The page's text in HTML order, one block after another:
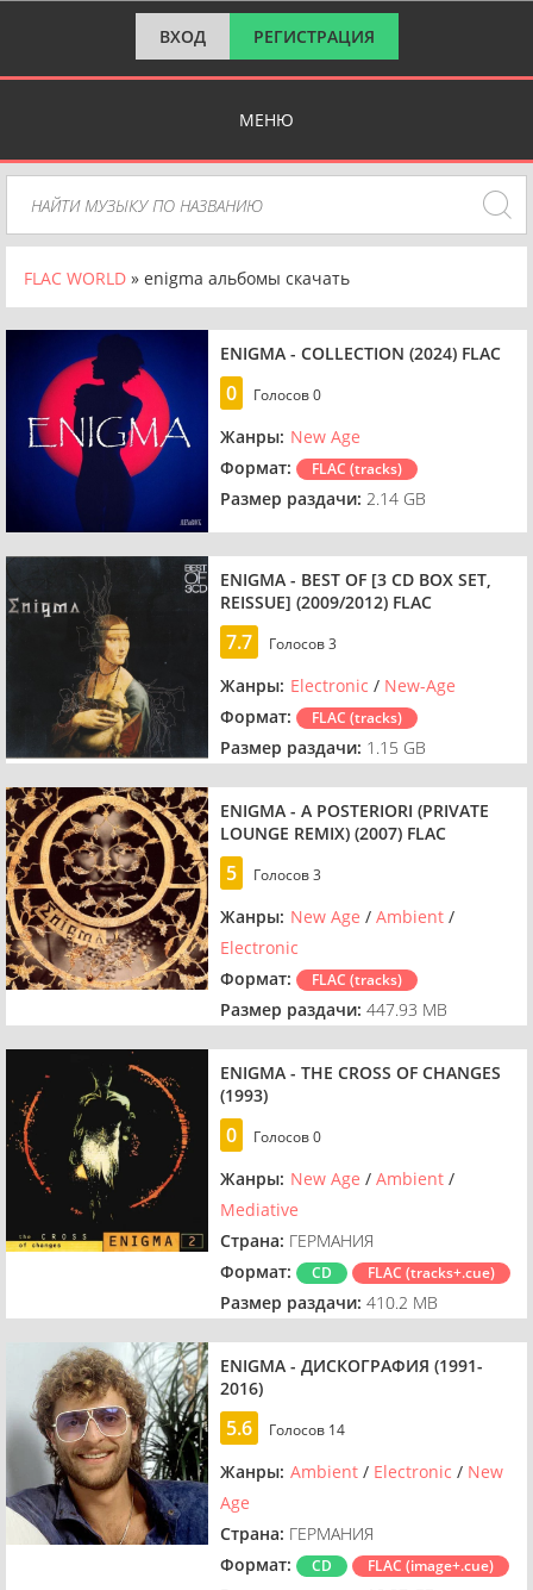
ВХОД РЕГИСТРАЦИЯ
МЕНЮ
FLAC WORLD » enigma альбомы скачать
ENIGMA - COLLECTION (2024) FLAC
0 Голосов0
Жанры: New Age
Формат:
FLAC (tracks)
Размер раздачи: 2.14 GB
ENIGMA - BEST OF [3 CD BOX SET,
REISSUE] (2009/2012) FLAC
7.7 Голосов3
Жанры: Electronic / New-Age
Формат:
FLAC (tracks)
Размер раздачи: 1.15 GB
ENIGMA - A POSTERIORI (PRIVATE
LOUNGE REMIX) (2007) FLAC
5 Голосов3
Жанры: New Age / Ambient /
Electronic
Формат:
FLAC (tracks)
Размер раздачи: 447.93 MB
ENIGMA - THE CROSS OF CHANGES
(1993)
0 Голосов0
Жанры: New Age / Ambient /
Mediative
Страна: ГЕРМАНИЯ
Формат:
CD FLAC (tracks+.cue)
Размер раздачи: 410.2 MB
ENIGMA - ДИСКОГРАФИЯ (1991-
2016)
5.6 Голосов 14
Жанры: Ambient / Electronic / New
Age
Страна: ГЕРМАНИЯ
Формат:
CD FLAC (image+.cue)